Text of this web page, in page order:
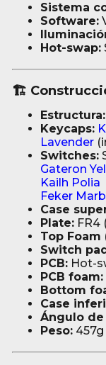
Sistema
Software:
Hot-swap:
🏗️
Estructura:
Keycaps:
Lavender
Switches:
Gateron
Kailh Polia
Feker
Case
Plate:FR4
Top Foam
Switch
PCB:Hot-
PCB foam:
Bottom
Case
Ángulo
Peso:457g